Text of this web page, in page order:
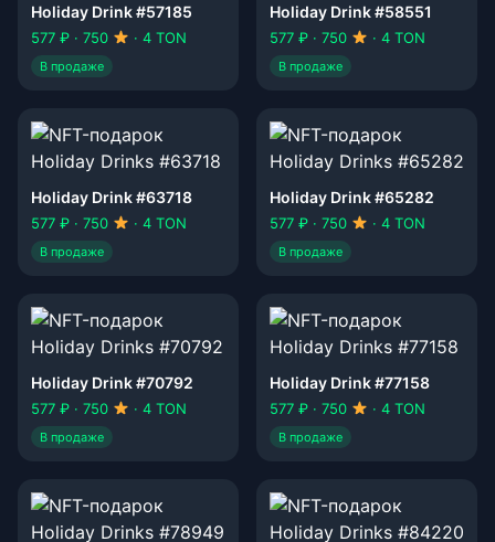
Holiday Drink #57185
577 ₽ · 750 · 4 TON
В продаже
Holiday Drink #58551
577 ₽ · 750 · 4 TON
В продаже
Holiday Drink #63718
577 ₽ · 750 · 4 TON
В продаже
Holiday Drink #65282
577 ₽ · 750 · 4 TON
В продаже
Holiday Drink #70792
577 ₽ · 750 · 4 TON
В продаже
Holiday Drink #77158
577 ₽ · 750 · 4 TON
В продаже